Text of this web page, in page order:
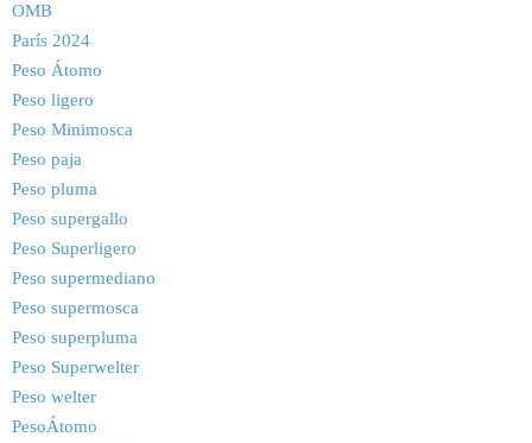
OMB
París 2024
Peso Átomo
Peso ligero
Peso Minimosca
Peso paja
Peso pluma
Peso supergallo
Peso Superligero
Peso supermediano
Peso supermosca
Peso superpluma
Peso Superwelter
Peso welter
PesoÁtomo